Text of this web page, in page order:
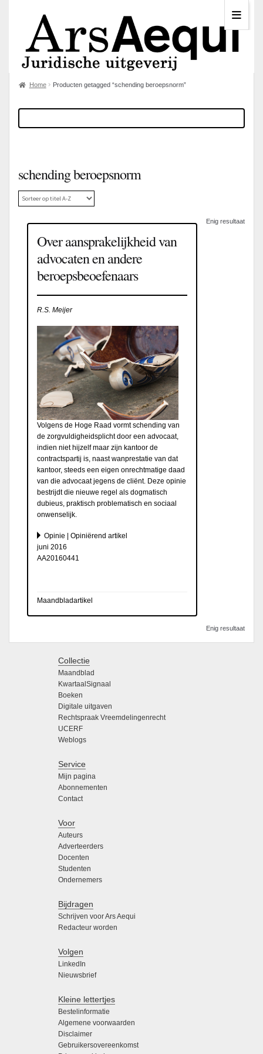
Home Producten getagged “schending beroepsnorm”
schending beroepsnorm
Enig resultaat
Over aansprakelijkheid van
advocaten en andere
beroepsbeoefenaars
R.S. Meijer
Volgens de Hoge Raad vormt schending van
de zorgvuldigheidsplicht door een advocaat,
indien niet hijzelf maar zijn kantoor de
contractspartij is, naast wanprestatie van dat
kantoor, steeds een eigen onrechtmatige daad
van die advocaat jegens de cliënt. Deze opinie
bestrijdt die nieuwe regel als dogmatisch
dubieus, praktisch problematisch en sociaal
onwenselijk.
Opinie | Opiniërend artikel
juni 2016
AA20160441
Maandbladartikel
Enig resultaat
Collectie
Maandblad
KwartaalSignaal
Boeken
Digitale uitgaven
Rechtspraak Vreemdelingenrecht
UCERF
Weblogs
Service
Mijn pagina
Abonnementen
Contact
Voor
Auteurs
Adverteerders
Docenten
Studenten
Ondernemers
Bijdragen
Schrijven voor Ars Aequi
Redacteur worden
Volgen
LinkedIn
Nieuwsbrief
Kleine lettertjes
Bestelinformatie
Algemene voorwaarden
Disclaimer
Gebruikersovereenkomst